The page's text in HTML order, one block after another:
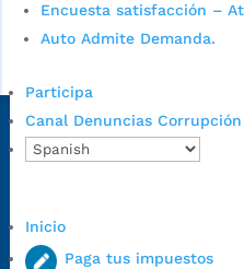
Encuesta satisfacción –
Auto Admite Demanda.
Participa
Canal Denuncias Corrupción
Inicio
Paga tus impuestos
Dirección Fase I:Calle 35 # 10-
Colombia.
Colombia
Código Postal:
680006. Código